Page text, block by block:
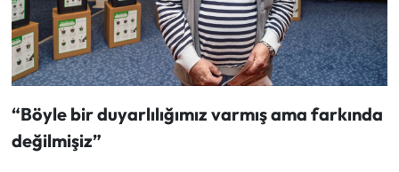
“Böyle bir duyarlılığımız varmış ama farkında
değilmişiz”